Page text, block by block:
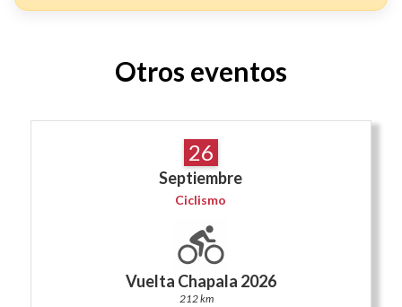
Otros eventos
26
Septiembre
Ciclismo
Vuelta Chapala 2026
212 km